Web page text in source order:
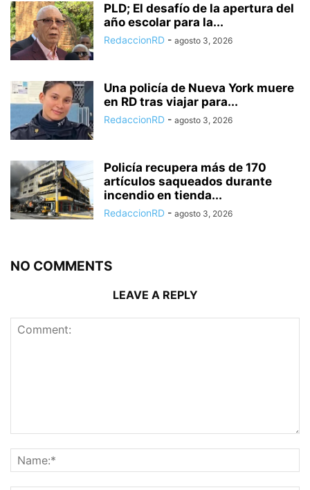
PLD; El desafío de la apertura del
año escolar para la...
RedaccionRD - agosto 3, 2026
Una policía de Nueva York muere
en RD tras viajar para...
RedaccionRD - agosto 3, 2026
Policía recupera más de 170
artículos saqueados durante
incendio en tienda...
RedaccionRD - agosto 3, 2026
NO COMMENTS
LEAVE A REPLY